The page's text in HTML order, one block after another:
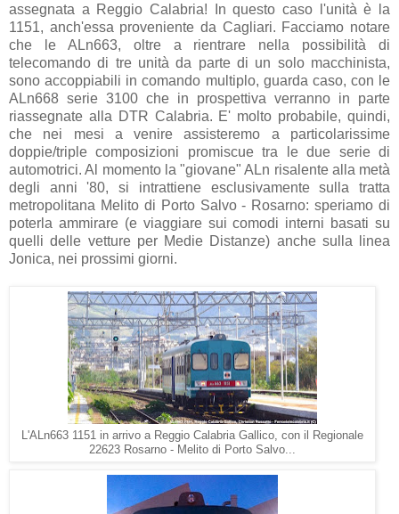
assegnata a Reggio Calabria! In questo caso l'unità è la
1151, anch'essa proveniente da Cagliari. Facciamo notare
che le ALn663, oltre a rientrare nella possibilità di
telecomando di tre unità da parte di un solo macchinista,
sono accoppiabili in comando multiplo, guarda caso, con le
ALn668 serie 3100 che in prospettiva verranno in parte
riassegnate alla DTR Calabria. E' molto probabile, quindi,
che nei mesi a venire assisteremo a particolarissime
doppie/triple composizioni promiscue tra le due serie di
automotrici. Al momento la "giovane" ALn risalente alla metà
degli anni '80, si intrattiene esclusivamente sulla tratta
metropolitana Melito di Porto Salvo - Rosarno: speriamo di
poterla ammirare (e viaggiare sui comodi interni basati su
quelli delle vetture per Medie Distanze) anche sulla linea
Jonica, nei prossimi giorni.
L'ALn663 1151 in arrivo a Reggio Calabria Gallico, con il Regionale
22623 Rosarno - Melito di Porto Salvo...